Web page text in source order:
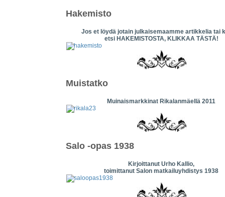
Hakemisto
Jos et löydä jotain julkaisemaamme artikkelia tai
etsi HAKEMISTOSTA, KLIKKAA TÄSTÄ!
Muistatko
Muinaismarkkinat Rikalanmäellä 2011
Salo -opas 1938
Kirjoittanut Urho Kallio,
toimittanut Salon matkailuyhdistys 1938